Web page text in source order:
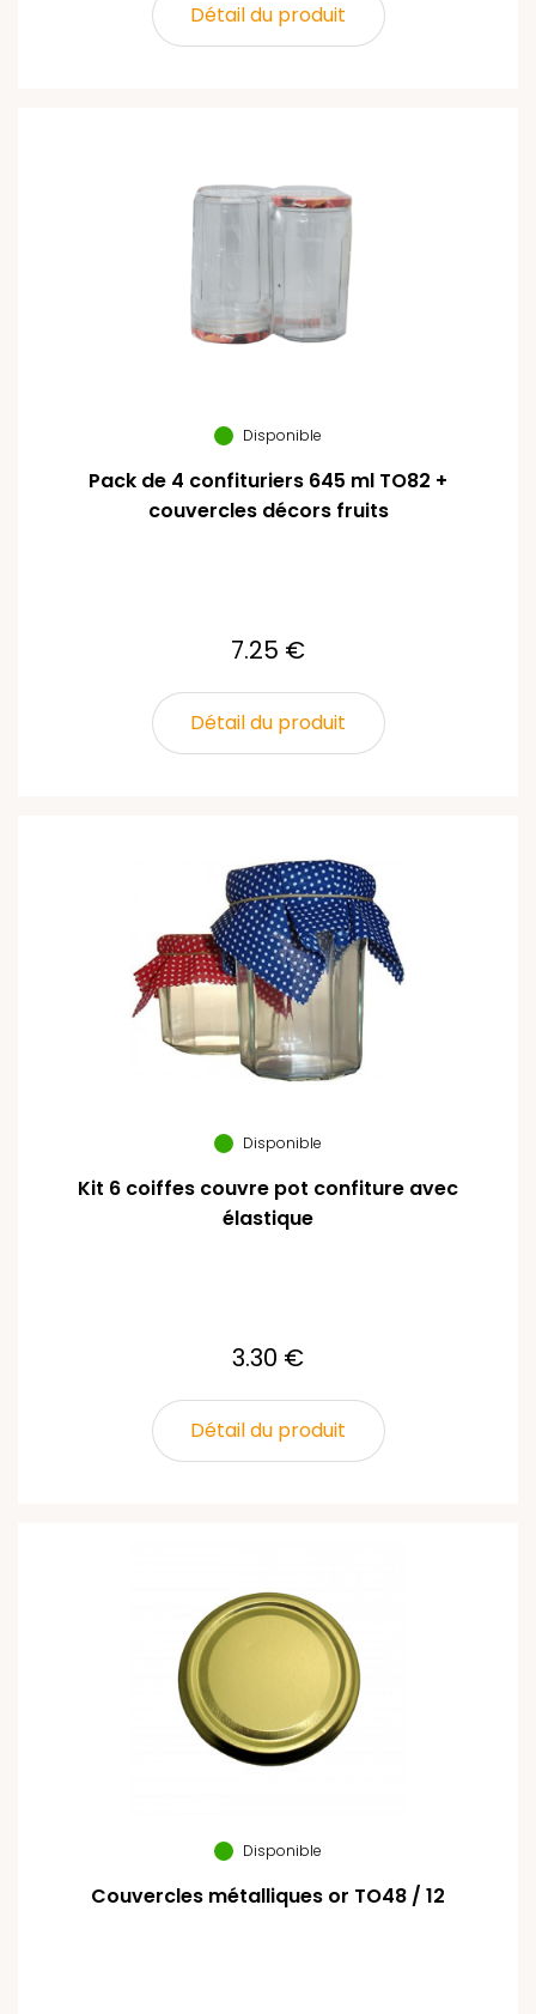
Détail du produit
Disponible
Pack de 4 confituriers 645 ml TO82 +
couvercles décors fruits
7.25 €
Détail du produit
Disponible
Kit 6 coiffes couvre pot confiture avec
élastique
3.30 €
Détail du produit
Disponible
Couvercles métalliques or TO48 / 12